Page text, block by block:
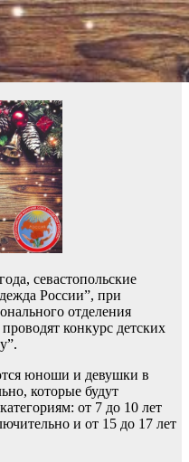
севастопольские
России”, при
отделения
конкурс детских
юноши и девушки в
которые будут
от 7 до 10 лет
и от 15 до 17 лет